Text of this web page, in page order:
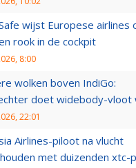
wijst Europese airlines
rook in de cockpit
8:00
wolken boven IndiGo:
doet widebody-vloot
22:01
Airlines-piloot na vlucht
met duizenden xtc-